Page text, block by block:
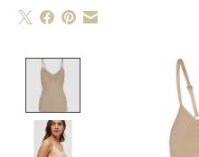
Product image